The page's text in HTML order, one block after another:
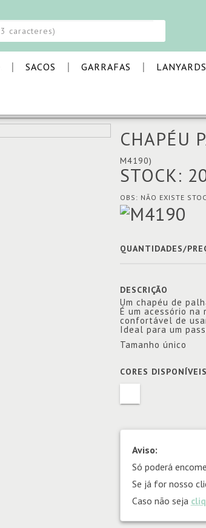
| SACOS | GARRAFAS | LANYARDS
CHAPÉU
M4190)
STOCK:
OBS: NÃO EXISTE
QUANTIDADES/
DESCRIÇÃO
Um chapéu de
É um acessório na
confortável de
Ideal para um
Tamanho único
CORES DISPONÍVEIS
Aviso:
Só poderá
Se já for nosso
Caso não seja